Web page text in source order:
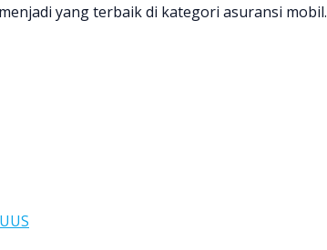
yang terbaik di kategori asuransi mobil.